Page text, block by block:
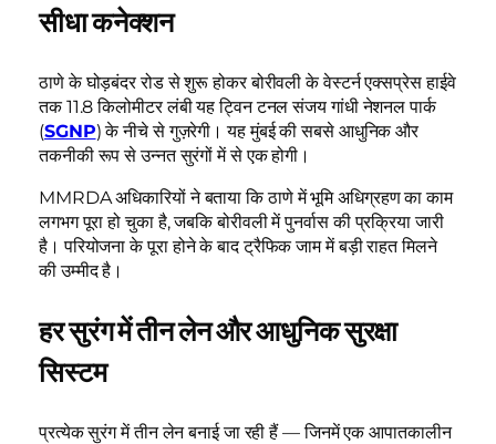
सीधा कनेक्शन
ठाणे के घोड़बंदर रोड से शुरू होकर बोरीवली के वेस्टर्न एक्सप्रेस हाईवे
तक 11.8 किलोमीटर लंबी यह ट्विन टनल संजय गांधी नेशनल पार्क
(SGNP) के नीचे से गुज़रेगी। यह मुंबई की सबसे आधुनिक और
तकनीकी रूप से उन्नत सुरंगों में से एक होगी।
MMRDA अधिकारियों ने बताया कि ठाणे में भूमि अधिग्रहण का काम
लगभग पूरा हो चुका है, जबकि बोरीवली में पुनर्वास की प्रक्रिया जारी
है। परियोजना के पूरा होने के बाद ट्रैफिक जाम में बड़ी राहत मिलने
की उम्मीद है।
हर सुरंग में तीन लेन और आधुनिक सुरक्षा
सिस्टम
प्रत्येक सुरंग में तीन लेन बनाई जा रही हैं — जिनमें एक आपातकालीन